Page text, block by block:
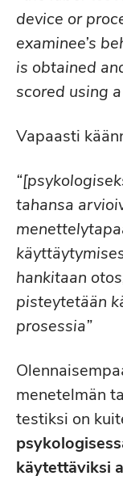
device or
examinee’s
is obtained
scored using
Vapaasti
tahansa
hankitaan
pisteytetään
prosessia”
menetelmän
testiksi on
käytettäviksi